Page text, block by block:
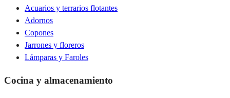
Acuarios y terrarios flotantes
Adornos
Copones
Jarrones y floreros
Lámparas y Faroles
Cocina y almacenamiento